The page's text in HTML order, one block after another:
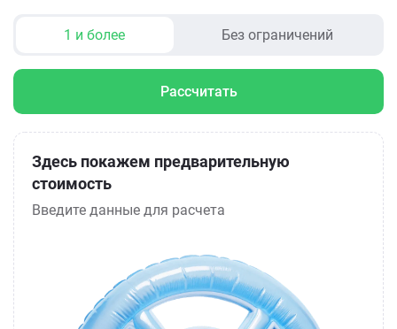
1 и более Без ограничений
Рассчитать
Здесь покажем предварительную
стоимость
Введите данные для расчета